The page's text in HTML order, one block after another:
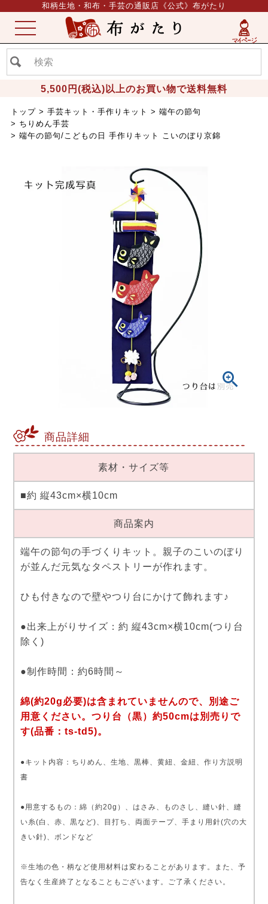
和柄生地・和布・手芸の通販店《公式》布がたり
5,500円(税込)以上のお買い物で送料無料
ME
NU
トップ 手芸キット・手作りキット
端午の節句
ちりめん手芸
端午の節句/こどもの日 手作りキット こいのぼり京錦
商品詳細
素材・サイズ等
■約 縦43cm×横10cm
商品案内
端午の節句の手づくりキット。親子のこいのぼり
が並んだ元気なタペストリーが作れます。
ひも付きなので壁やつり台にかけて飾れます♪
●出来上がりサイズ：約 縦43cm×横10cm(つり台
除く)
●制作時間：約6時間～
綿(約20g必要)は含まれていませんので、別途ご
用意ください。つり台（黒）約50cmは別売りで
す(品番：ts-td5)。
●キット内容：ちりめん、生地、黒棒、黄紐、金紐、作り方説明
書
●用意するもの：綿（約20g）、はさみ、ものさし、縫い針、縫
い糸(白、赤、黒など)、目打ち、両面テープ、手まり用針(穴の大
きい針)、ボンドなど
※生地の色・柄など使用材料は変わることがあります。また、予
告なく生産終了となることもございます。ご了承ください。